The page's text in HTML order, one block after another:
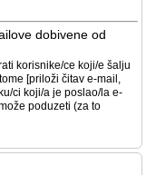
dobivene od
korisnike/ce koji/e šalju
[priloži čitav e-mail,
ci koji/a je poslao/la e-
poduzeti (za to